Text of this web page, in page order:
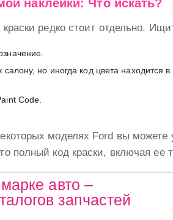
наклейки: Что искать?
краски редко стоит отдельно.
но иногда код цвета находится в
Code.
моделях Ford вы можете
полный код краски, включая ее
авто –
запчастей